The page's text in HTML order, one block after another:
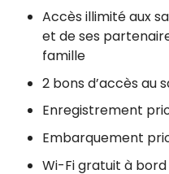
Accès illimité aux
et de ses
famille
2 bons d’accès au
Enregistrement
Embarquement
Wi-Fi gratuit à bord